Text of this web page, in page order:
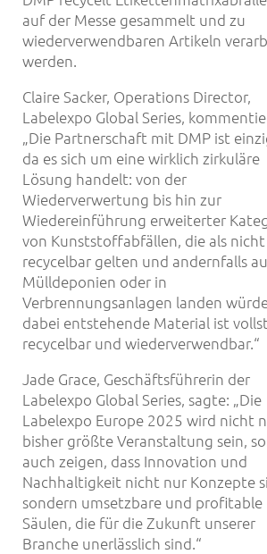
auf der Messe gesammelt und zu
wiederverwendbaren Artikeln
werden.
Claire Sacker, Operations Director,
Labelexpo Global Series,
„Die Partnerschaft mit DMP ist
da es sich um eine wirklich zirkuläre
Lösung handelt: von der
Wiederverwertung bis hin zur
Wiedereinführung erweiterter
von Kunststoffabfällen, die als nicht
recycelbar gelten und andernfalls
Mülldeponien oder in
Verbrennungsanlagen landen
dabei entstehende Material ist
recycelbar und wiederverwendbar.“
Jade Grace, Geschäftsführerin der
Labelexpo Global Series, sagte: „Die
Labelexpo Europe 2025 wird nicht
bisher größte Veranstaltung sein,
auch zeigen, dass Innovation und
Nachhaltigkeit nicht nur Konzepte
sondern umsetzbare und profitable
Säulen, die für die Zukunft unserer
Branche unerlässlich sind.“